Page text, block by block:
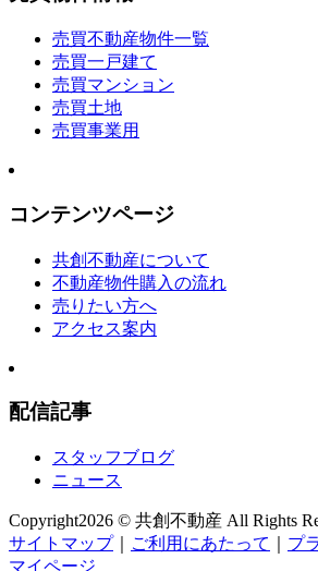
売買不動産物件一覧
売買一戸建て
売買マンション
売買土地
売買事業用
コンテンツページ
共創不動産について
不動産物件購入の流れ
売りたい方へ
アクセス案内
配信記事
スタッフブログ
ニュース
Copyright2026 © 共創不動産 All Rights
サイトマップ｜ ご利用にあたって
プ
マイページ